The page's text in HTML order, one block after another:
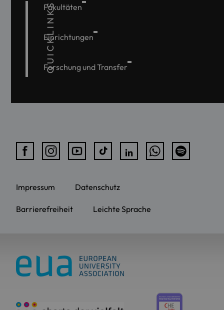
QUICKLINKS
Fakultäten
Einrichtungen
Forschung und Transfer
Impressum Datenschutz
Barrierefreiheit Leichte Sprache